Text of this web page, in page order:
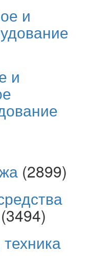
и
и
(2899)
(3494)